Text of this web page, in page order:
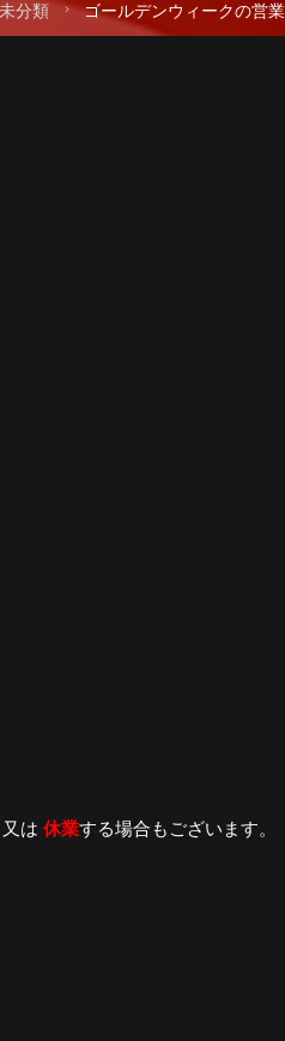
未分類 ゴールデンウィークの営
又は 休業する場合もございます。